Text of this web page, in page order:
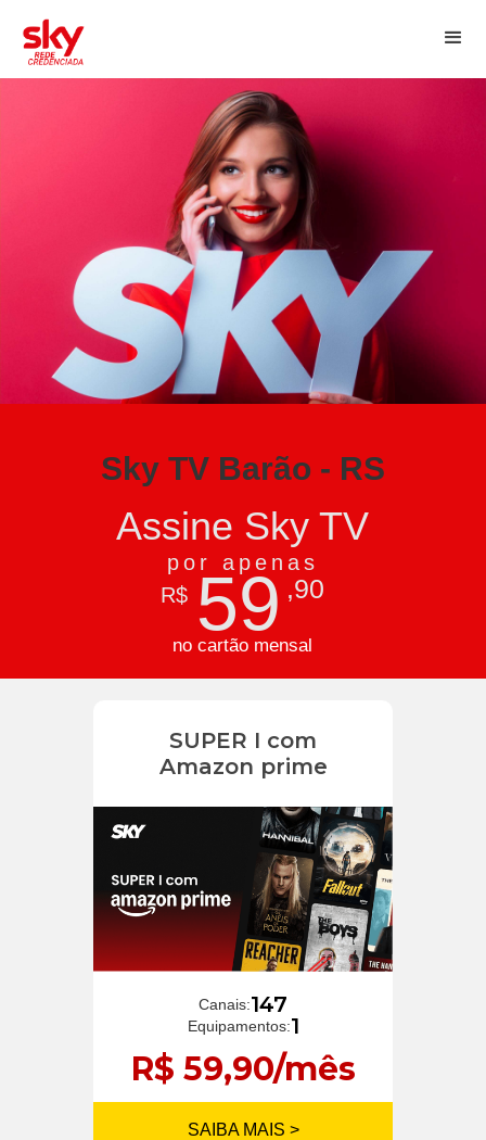
Sky TV Barão - RS
Assine Sky TV
por apenas
R$ 59 ,90
no cartão mensal
SUPER I com
Amazon prime
Canais:147
Equipamentos:1
R$ 59,90/mês
SAIBA MAIS >